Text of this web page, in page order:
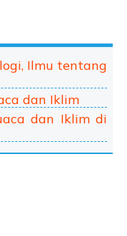
Ilmu tentang
dan Iklim
dan Iklim di